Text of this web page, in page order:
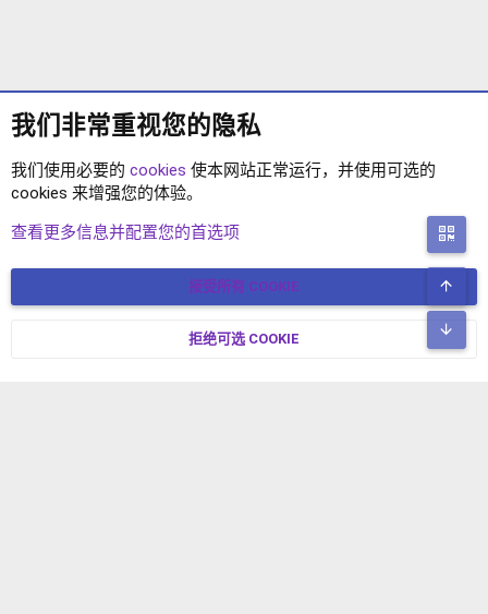
XENFORO 2.2 插件
简体中文 联系我们
© COPYRIGHT 2017-2026 XENFORO中文社区 版权所有 冀ICP备
我们非常重视您的隐私
我们使用必要的 cookies 使本网站正常运行，并使用可选的
cookies 来增强您的体验。
查看更多信息并配置您的首选项
接受所有 COOKIE
拒绝可选 COOKIE